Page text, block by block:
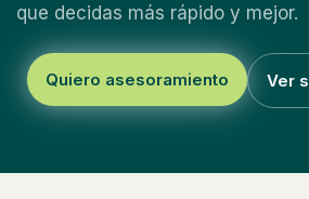
que decidas más rápido y mejor.
Quiero asesoramiento Ver